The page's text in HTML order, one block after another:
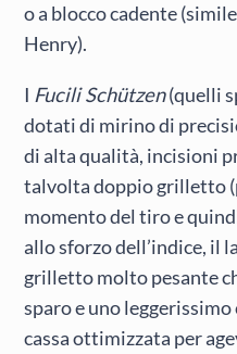
o a blocco cadente
Henry).
I Fucili Schützen(quelli
dotati di mirino di
di alta qualità, incisioni
talvolta doppio grilletto
momento del tiro e
allo sforzo dell’indice, il
grilletto molto pesante
sparo e uno leggerissimo
cassa ottimizzata per